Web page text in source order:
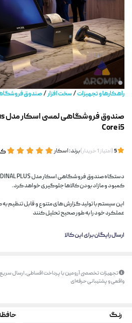
راهکارها و تجهیزات/سخت افزار/صندوق
Core i5
(امتیاز1خریدار)برند:اسکار
کمبود و مازاد بودن کالاها جلوگیری خواهد کرد.
این سیستم با تولید گزارش های متنوع و قابل
عملکرد خود را به طور صحیح تحلیل کنند
ارسال رایگان برای این کالا
تجهیزات تخصصی آرومین با پرداخت اقساطی، ارسال سریع
واقعی و پشتیبانی حرفه‌ای
رنگ